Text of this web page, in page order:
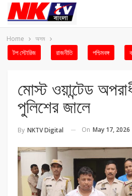
Home অসম
টপ স্টোরিজ রাজনীতি পশ্চিমবঙ্গ
মোস্ট ওয়ান্টেড
পুলিশের জালে
By NKTV Digital On May 17, 2026